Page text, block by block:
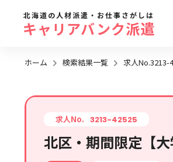
勤務地
札幌市全
求人履歴はあ
北海道の人材派遣・お仕事さがしは
キャリアバンク派遣
ホーム 検索結果一覧 求人No.3213-
求人No. 3213-42525
北区・期間限定【